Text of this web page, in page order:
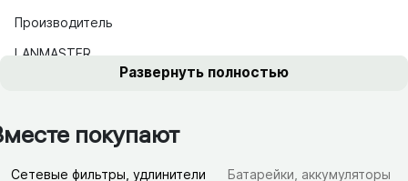
Производитель
LANMASTER
Развернуть полностью
покупают
Сетевые фильтры, удлинители Батарейки, аккумуляторы